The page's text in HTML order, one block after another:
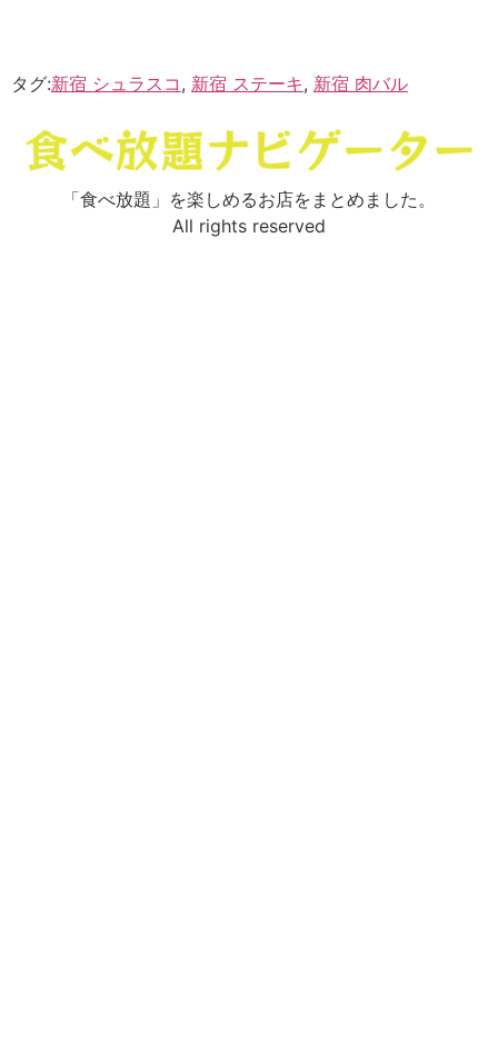
タグ:新宿 シュラスコ , 新宿 ステーキ, 新宿 肉バル
「食べ放題」を楽しめるお店をまとめました。
All rights reserved